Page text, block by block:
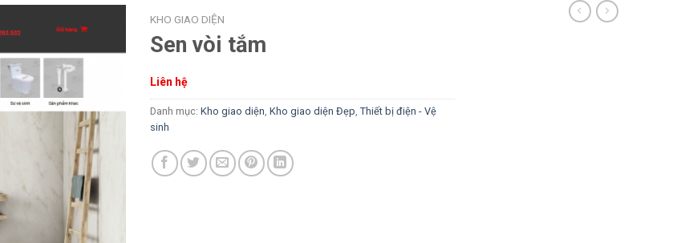
KHO GIAO DIỆN
Sen vòi tắm
Liên hệ
Danh mục: Kho giao diện, Kho giao diện Đẹp, Thiết bị điện - Vệ
sinh